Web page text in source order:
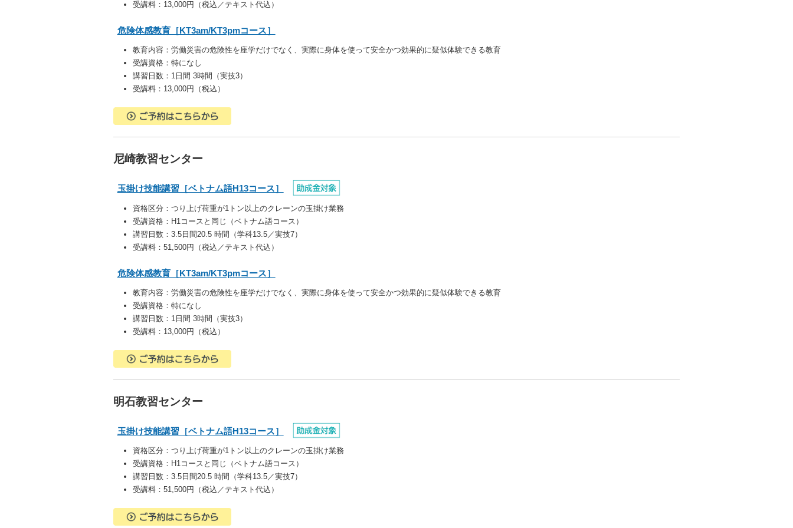
受講料：13,000円（税込／テキスト代込）
危険体感教育［KT3am/KT3pmコース］
教育内容： 労働災害の危険性を座学だけでなく、実際に身体を使って安全かつ効果的に疑似体験できる教育
受講資格：特になし
講習日数：1日間 3時間（実技3）
受講料：13,000円（税込）
尼崎教習センター
玉掛け技能講習［ベトナム語H13コース］
資格区分： つり上げ荷重が1トン以上のクレーンの玉掛け業務
受講資格： H1コースと同じ（ベトナム語コース）
講習日数：3.5日間20.5 時間（学科13.5／実技7）
受講料：51,500円（税込／テキスト代込）
危険体感教育［KT3am/KT3pmコース］
教育内容： 労働災害の危険性を座学だけでなく、実際に身体を使って安全かつ効果的に疑似体験できる教育
受講資格：特になし
講習日数：1日間 3時間（実技3）
受講料：13,000円（税込）
明石教習センター
玉掛け技能講習［ベトナム語H13コース］
資格区分： つり上げ荷重が1トン以上のクレーンの玉掛け業務
受講資格： H1コースと同じ（ベトナム語コース）
講習日数：3.5日間20.5 時間（学科13.5／実技7）
受講料：51,500円（税込／テキスト代込）